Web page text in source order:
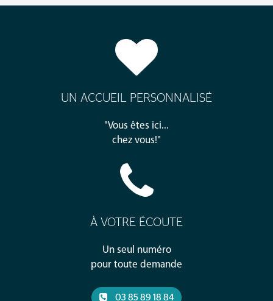
UN ACCUEIL PERSONNALISÉ
"Vous êtes ici...
chez vous!"
À VOTRE ÉCOUTE
Un seul numéro
pour toute demande
03 85 89 18 84